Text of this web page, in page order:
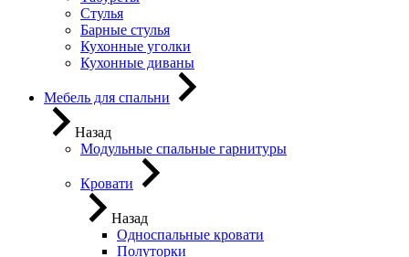
Стулья
Барные стулья
Кухонные уголки
Кухонные диваны
Мебель для спальни
Назад
Модульные спальные гарнитуры
Кровати
Назад
Односпальные кровати
Полуторки